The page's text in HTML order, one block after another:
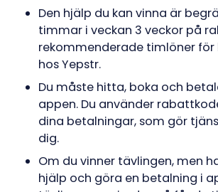
Den hjälp du kan vinna är
timmar i veckan 3 veckor på
rekommenderade timlöner för
hos Yepstr.
Du måste hitta, boka och
appen. Du använder
dina betalningar, som gör
dig.
Om du vinner tävlingen, men
hjälp och göra en betalning i